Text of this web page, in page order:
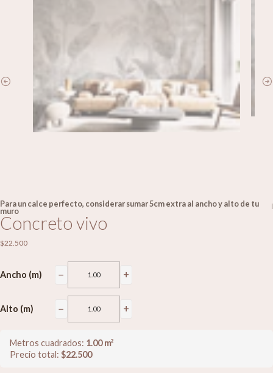
Para un calce perfecto, considerar sumar 5cm extra al ancho y alto de tu
muro
|
Concreto vivo
$22.500
Ancho (m) − +
Alto (m) − +
Metros cuadrados: 1.00m²
Precio total: $22.500